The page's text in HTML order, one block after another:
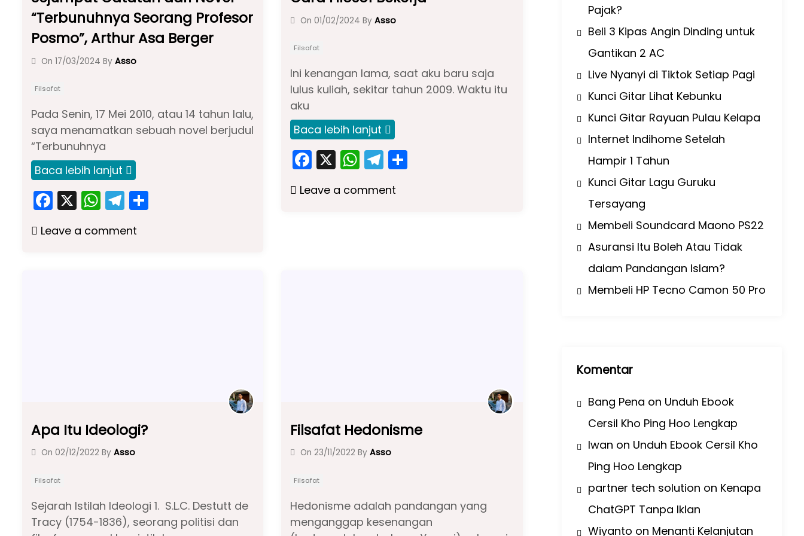
“Terbunuhnya Seorang Profesor
Posmo”, Arthur Asa Berger
On 17/03/2024 By Asso
Filsafat
Pada Senin, 17 Mei 2010, atau 14 tahun lalu,
saya menamatkan sebuah novel berjudul
“Terbunuhnya
Baca lebih lanjut
F
a
c
X W
h
a
T
el
e
Leave a comment
On 01/02/2024 By Asso
Filsafat
Ini kenangan lama, saat aku baru saja
lulus kuliah, sekitar tahun 2009. Waktu itu
aku
Baca lebih lanjut
F
a
c
X W
h
a
T
el
e
Leave a comment
Apa Itu Ideologi?
On 02/12/2022 By Asso
Filsafat
Sejarah Istilah Ideologi 1. S.L.C. Destutt de
Tracy (1754-1836), seorang politisi dan
Filsafat Hedonisme
On 23/11/2022 By Asso
Filsafat
Hedonisme adalah pandangan yang
menganggap kesenangan
Pajak?
Beli 3 Kipas Angin Dinding untuk
Gantikan 2 AC
Live Nyanyi di Tiktok Setiap Pagi
Kunci Gitar Lihat Kebunku
Kunci Gitar Rayuan Pulau Kelapa
Internet Indihome Setelah
Hampir 1 Tahun
Kunci Gitar Lagu Guruku
Tersayang
Membeli Soundcard Maono PS22
Asuransi Itu Boleh Atau Tidak
dalam Pandangan Islam?
Membeli HP Tecno Camon 50 Pro
Komentar
Bang Pena on Unduh Ebook
Cersil Kho Ping Hoo Lengkap
Iwan on Unduh Ebook Cersil Kho
Ping Hoo Lengkap
partner tech solution on Kenapa
ChatGPT Tanpa Iklan
Wiyanto on Menanti Kelanjutan